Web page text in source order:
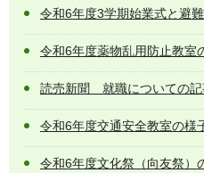
令和6年度3学期始業式と避
令和6年度薬物乱用防止教室
読売新聞 就職についての記
令和6年度交通安全教室の様
令和6年度文化祭（向友祭）